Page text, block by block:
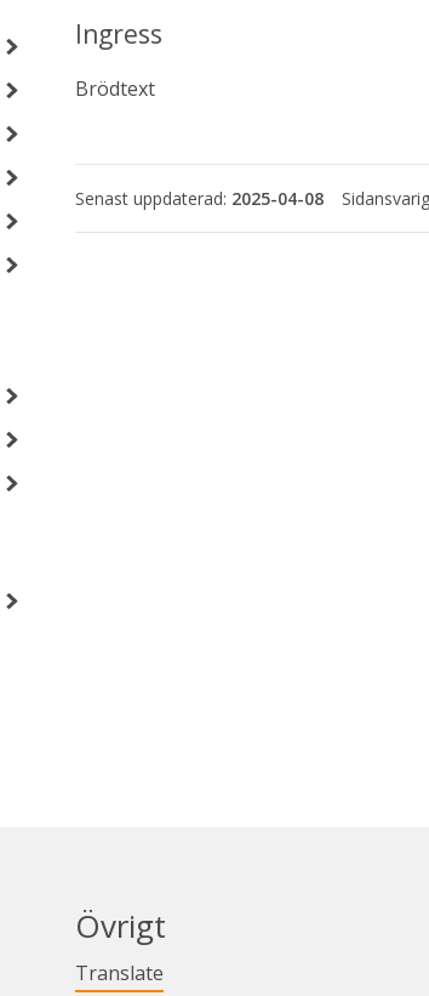
Ingress
Brödtext
Senast uppdaterad: 2025-04-08
Övrigt
Translate